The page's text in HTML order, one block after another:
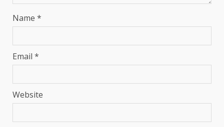
Name *
Email *
Website